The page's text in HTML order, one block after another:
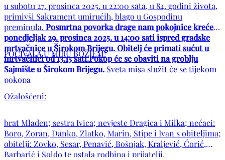
u subotu 27. prosinca 2025. u 22:00 sata, u 84. godini života,
primivši Sakrament umirućih, blago u Gospodinu
preminula. Posmrtna povorka drage nam pokojnice kreće u
ponedjeljak 29. prosinca 2025. u 14:00 sati ispred gradske
mrtvačnice u Širokom Brijegu. Obitelj će primati sućut u
mrtvačnici od 13:15 sati.Pokop će se obaviti na groblju
Sajmište u Širokom Brijegu. Sveta misa služit će se tijekom
pokopa
POČIVALA U MIRU BOŽJEM!
Ožalošćeni:
brat Mladen; sestra Ivica; nevjeste Dragica i Milka; nećaci:
Boro, Zoran, Danko, Zlatko, Marin, Stipe i Ivan s obiteljima;
obitelji: Zovko, Sesar, Penavić, Bošnjak, Kraljević, Ćorić,
Barbarić i Soldo te ostala rodbina i prijatelji.